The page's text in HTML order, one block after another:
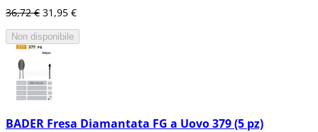
36,72 € 31,95 €
Non disponibile
BADER Fresa Diamantata FG a Uovo 379 (5 pz)